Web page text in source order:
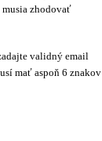
musia zhodovať
validný email
mať aspoň 6 znakov